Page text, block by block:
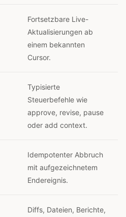
Fortsetzbare Live-
Aktualisierungen ab
einem bekannten
Cursor.
Typisierte
Steuerbefehle wie
approve, revise, pause
oder add context.
Idempotenter Abbruch
mit aufgezeichnetem
Endereignis.
Diffs, Dateien, Berichte,